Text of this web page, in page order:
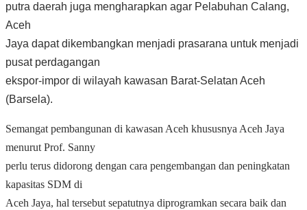
putra daerah juga mengharapkan agar Pelabuhan Calang,
Aceh
Jaya dapat dikembangkan menjadi prasarana untuk menjadi
pusat perdagangan
ekspor-impor di wilayah kawasan Barat-Selatan Aceh
(Barsela).
Semangat pembangunan di kawasan Aceh khususnya Aceh Jaya
menurut Prof. Sanny
perlu terus didorong dengan cara pengembangan dan peningkatan
kapasitas SDM di
Aceh Jaya, hal tersebut sepatutnya diprogramkan secara baik dan